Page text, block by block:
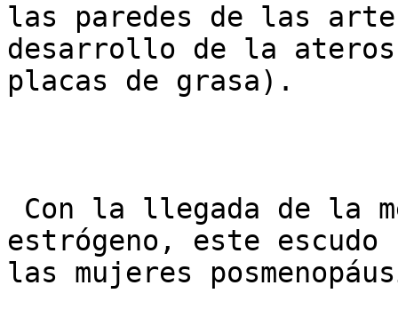
las paredes de las
desarrollo de la
placas de grasa).
estrógeno, este
las mujeres